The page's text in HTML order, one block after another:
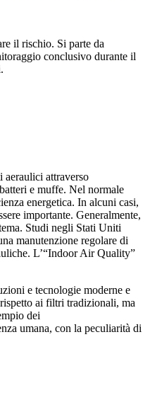
il rischio. Si parte da
conclusivo durante il
attraverso
e muffe. Nel normale
energetica. In alcuni casi,
importante. Generalmente,
Studi negli Stati Uniti
manutenzione regolare di
L’“Indoor Air Quality”
e tecnologie moderne e
ai filtri tradizionali, ma
dei
umana, con la peculiarità di